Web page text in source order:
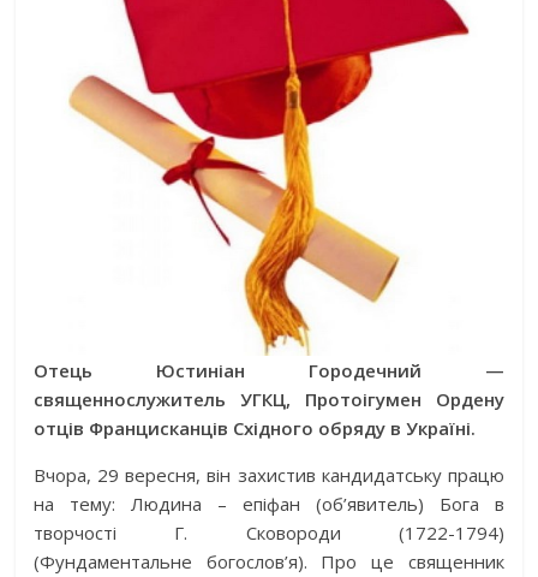
Отець Юстиніан Городечний —
священнослужитель УГКЦ, Протоігумен Ордену
отців Францисканців Східного обряду в Україні.
Вчора, 29 вересня, він захистив кандидатську працю
на тему: Людина – епіфан (об’явитель) Бога в
творчості Г. Сковороди (1722-1794)
(Фундаментальне богослов’я). Про це священник